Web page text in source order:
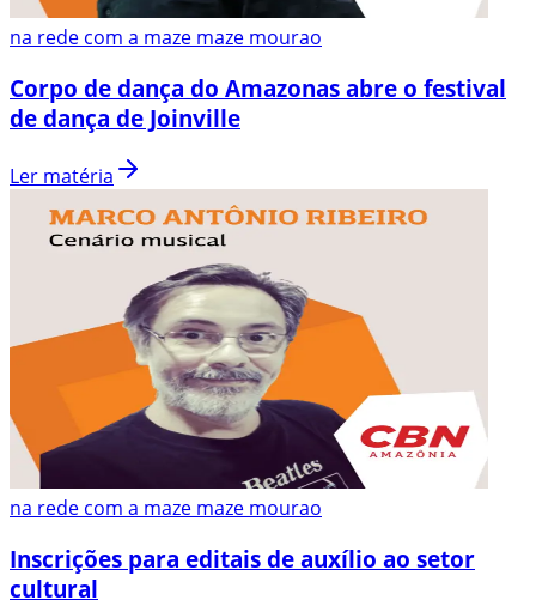
na rede com a maze maze mourao
Corpo de dança do Amazonas abre o festival
de dança de Joinville
Ler matéria
na rede com a maze maze mourao
Inscrições para editais de auxílio ao setor
cultural